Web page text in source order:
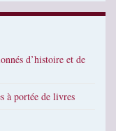
d’histoire et de
à portée de livres